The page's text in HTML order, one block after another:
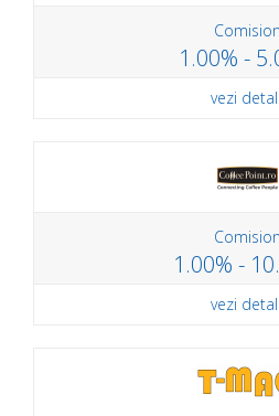
Comision
1.00% -
vezi
Comision
1.00% -
vezi